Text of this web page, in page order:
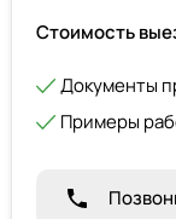
Стоимость
Документы
Примеры